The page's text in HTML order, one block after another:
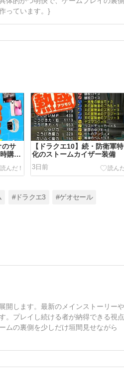
っています。}
のサ
購入
版
円！
【ドラクエ10】続・防衛軍特
化のストームカイザー装備
3日前
#ドラクエ3 #ゲオセール
開します。最新のメインストーリーや
。プレイし続ける者が納得できる視点
ムの裏側を少しだけ垣間見せながら